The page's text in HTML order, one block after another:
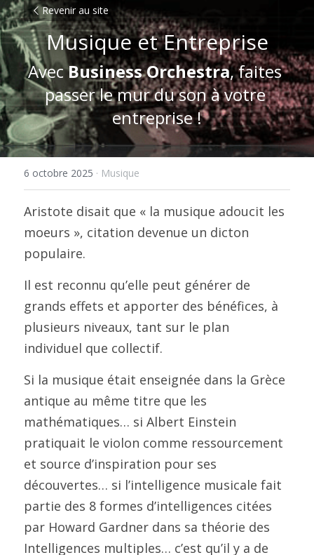
Revenir au site
Musique et Entreprise
Avec Business Orchestra, faites
passer le mur du son à votre
entreprise !
6 octobre 2025 · Musique
Aristote disait que « la musique adoucit les
moeurs », citation devenue un dicton
populaire.
Il est reconnu qu’elle peut générer de
grands effets et apporter des bénéfices, à
plusieurs niveaux, tant sur le plan
individuel que collectif.
Si la musique était enseignée dans la Grèce
antique au même titre que les
mathématiques… si Albert Einstein
pratiquait le violon comme ressourcement
et source d’inspiration pour ses
découvertes… si l’intelligence musicale fait
partie des 8 formes d’intelligences citées
par Howard Gardner dans sa théorie des
Intelligences multiples… c’est qu’il y a de